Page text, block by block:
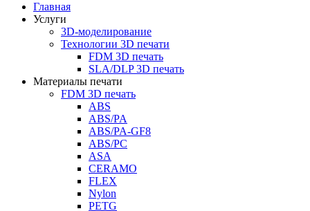
Главная
Услуги
3D-моделирование
Технологии 3D печати
FDM 3D печать
SLA/DLP 3D печать
Материалы печати
FDM 3D печать
ABS
ABS/PA
ABS/PA-GF8
ABS/PC
ASA
CERAMO
FLEX
Nylon
PETG